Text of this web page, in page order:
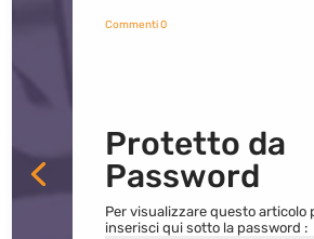
Commenti 0
Protetto da
Password
Per visualizzare questo articolo
inserisci qui sotto la password :